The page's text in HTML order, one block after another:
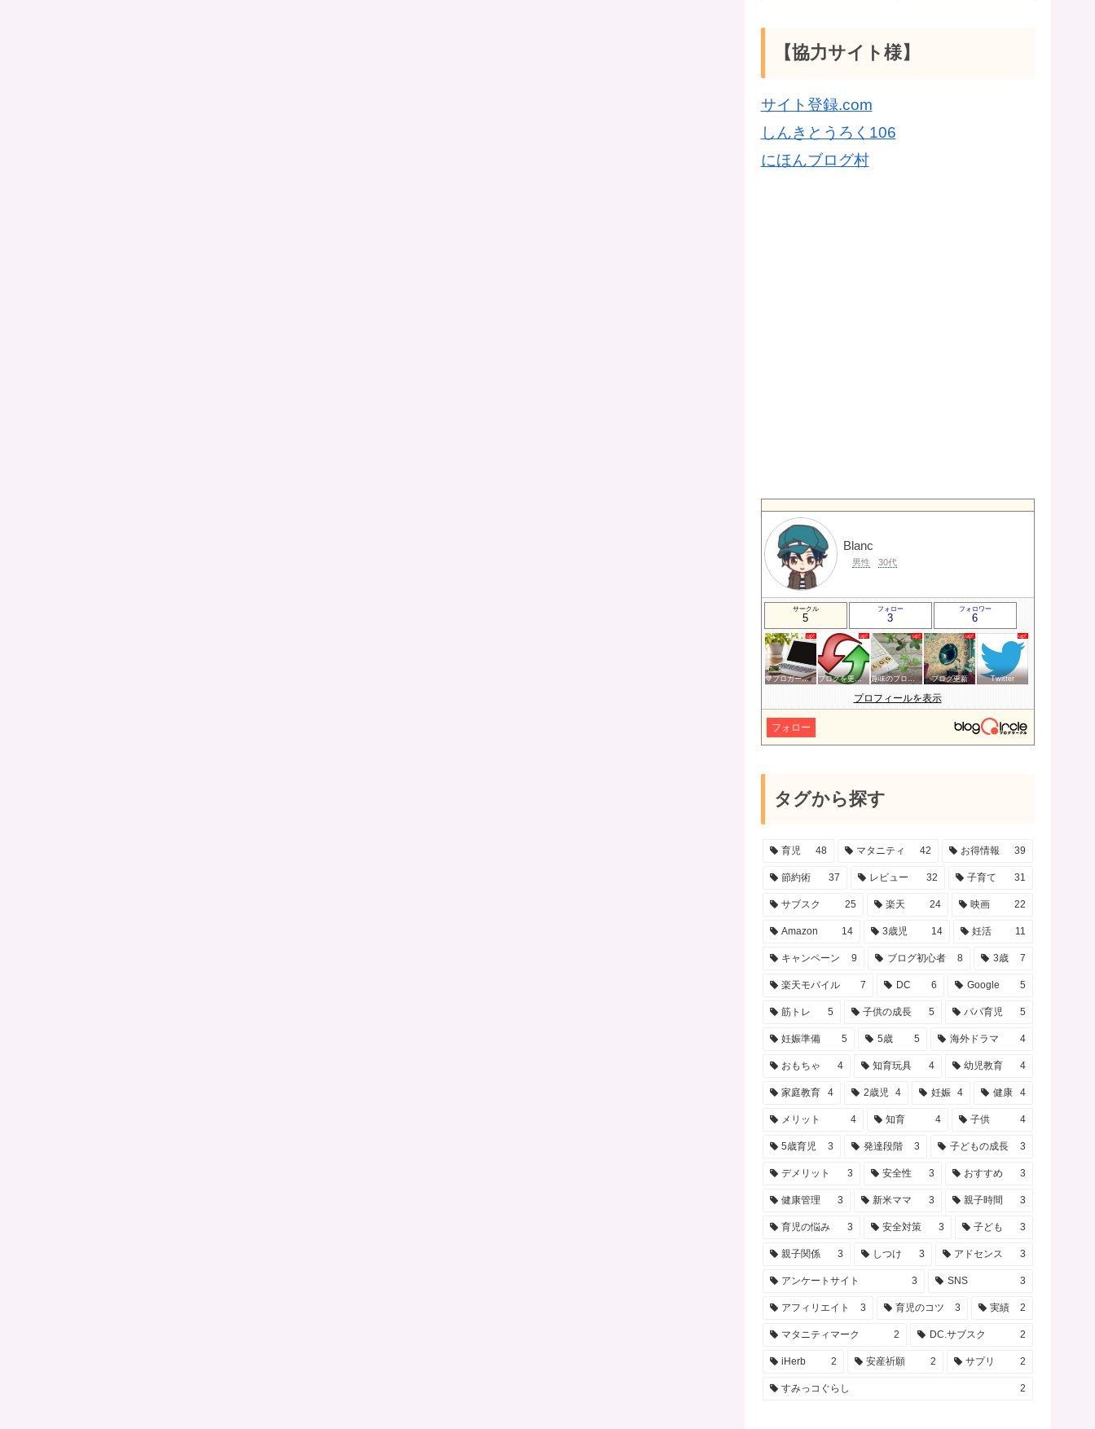
【協力サイト様】
サイト登録.com
しんきとうろく106
にほんブログ村
Blanc
男性 30代
サークル
5
フォロー
3
フォロワー
6
💙ブロガー応援&更新報告♪💙 ブログを更新したらここで報告 趣味のブログを楽しむ会 ブログ更新 Twitter
プロフィールを表示
フォロー
タグから探す
育児 48 マタニティ 42 お得情報 39
節約術 37 レビュー 32 子育て 31
サブスク 25 楽天 24 映画 22
Amazon 14 3歳児 14 妊活 11
キャンペーン 9 ブログ初心者 8 3歳 7
楽天モバイル 7 DC 6 Google 5
筋トレ 5 子供の成長 5 パパ育児 5
妊娠準備 5 5歳 5 海外ドラマ 4
おもちゃ 4 知育玩具 4 幼児教育 4
家庭教育 4 2歳児 4 妊娠 4 健康 4
メリット 4 知育 4 子供 4
5歳育児 3 発達段階 3 子どもの成長 3
デメリット 3 安全性 3 おすすめ 3
健康管理 3 新米ママ 3 親子時間 3
育児の悩み 3 安全対策 3 子ども 3
親子関係 3 しつけ 3 アドセンス 3
アンケートサイト 3 SNS 3
アフィリエイト 3 育児のコツ 3 実績 2
マタニティマーク 2 DC.サブスク 2
iHerb 2 安産祈願 2 サプリ 2
すみっコぐらし 2